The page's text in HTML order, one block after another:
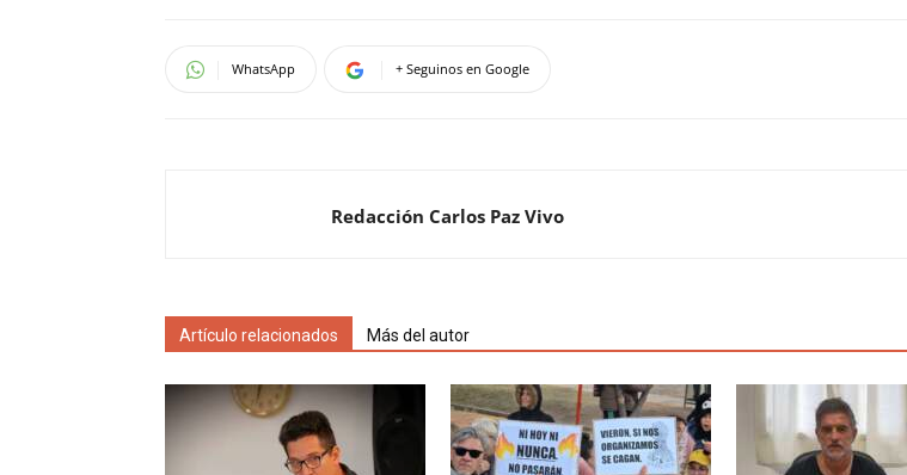
WhatsApp + Seguinos en Google
Redacción Carlos Paz Vivo
Artículo relacionados Más del autor